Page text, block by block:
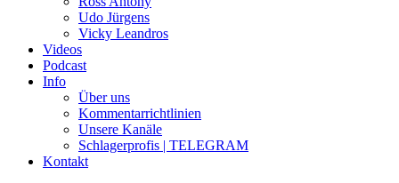
Udo Jürgens
Vicky Leandros
Videos
Podcast
Info
Über uns
Kommentarrichtlinien
Unsere Kanäle
Schlagerprofis | TELEGRAM
Kontakt